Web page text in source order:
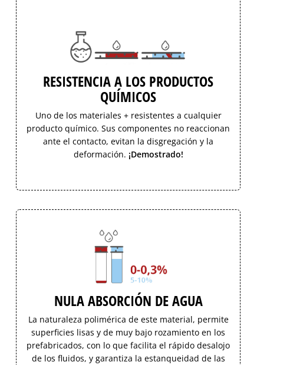
RESISTENCIA A LOS PRODUCTOS
QUÍMICOS
Uno de los materiales + resistentes a cualquier
producto químico. Sus componentes no reaccionan
ante el contacto, evitan la disgregación y la
deformación. ¡Demostrado!
NULA ABSORCIÓN DE AGUA
La naturaleza polimérica de este material, permite
superficies lisas y de muy bajo rozamiento en los
prefabricados, con lo que facilita el rápido desalojo
de los fluidos, y garantiza la estanqueidad de las